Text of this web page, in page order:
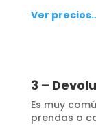
Ver
3 –
Es muy
prendas o